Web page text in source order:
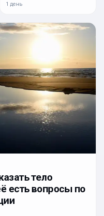
1 день
тело
есть вопросы по